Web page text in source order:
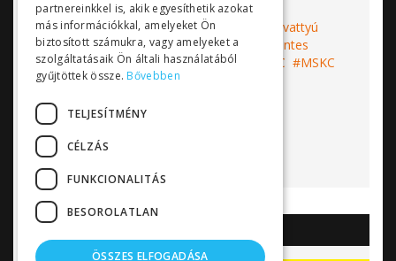
Címkék: Finish Thompson
vegyszerszivattyú
mágneskuplungos szivattyú
tömítésmentes
centrifugálszivattyú
FTI DB SP VKC
MSKC
MSDB
Bővebben...
partnereinkkel is, akik egyesíthetik azokat
más információkkal, amelyeket Ön
biztosított számukra, vagy amelyeket a
szolgáltatásaik Ön általi használatából
gyűjtöttek össze. Bővebben
TELJESÍTMÉNY
CÉLZÁS
FUNKCIONALITÁS
BESOROLATLAN
ÖSSZES ELFOGADÁSA